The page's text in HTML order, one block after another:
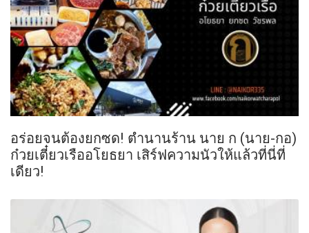
อร่อยจนต้องยกซด! ตำนานร้าน นาย ก (นาย-กอ)
ก๋วยเตี๋ยวเรืออโยธยา เสิร์ฟความนัวให้แล้วที่นี่ที่
เดียว!